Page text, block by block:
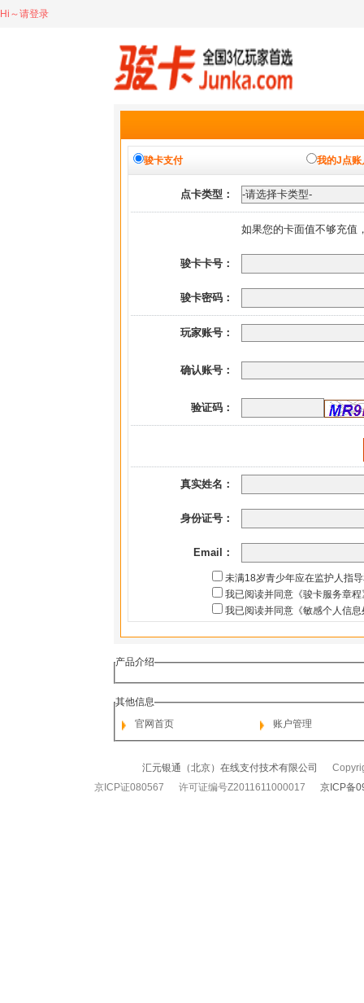
Hi～请登录
骏卡支付 我的J点账
点卡类型：
如果您的卡面值不够充值
骏卡卡号：
骏卡密码：
玩家账号：
确认账号：
验证码：
真实姓名：
身份证号：
Email：
未满18岁青少年应在监护人指
我已阅读并同意《骏卡服务章程
我已阅读并同意《敏感个人信
产品介绍
其他信息
官网首页
账户管理
汇元银通（北京）在线支付技术有限公司
京ICP证080567 许可证编号Z2011611000017 京ICP备